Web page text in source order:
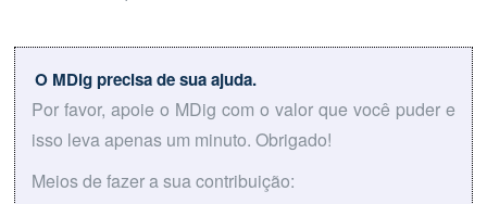
O MDig precisa de sua ajuda.
Por favor, apoie o MDig com o valor que você puder e
isso leva apenas um minuto. Obrigado!
Meios de fazer a sua contribuição: